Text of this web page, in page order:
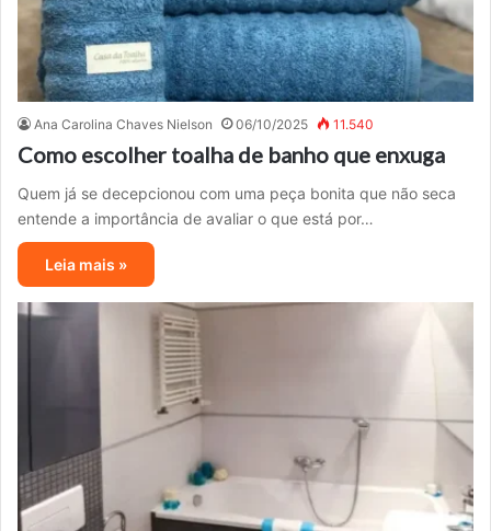
Ana Carolina Chaves Nielson 06/10/2025 11.540
Como escolher toalha de banho que enxuga
Quem já se decepcionou com uma peça bonita que não seca
entende a importância de avaliar o que está por…
Leia mais »